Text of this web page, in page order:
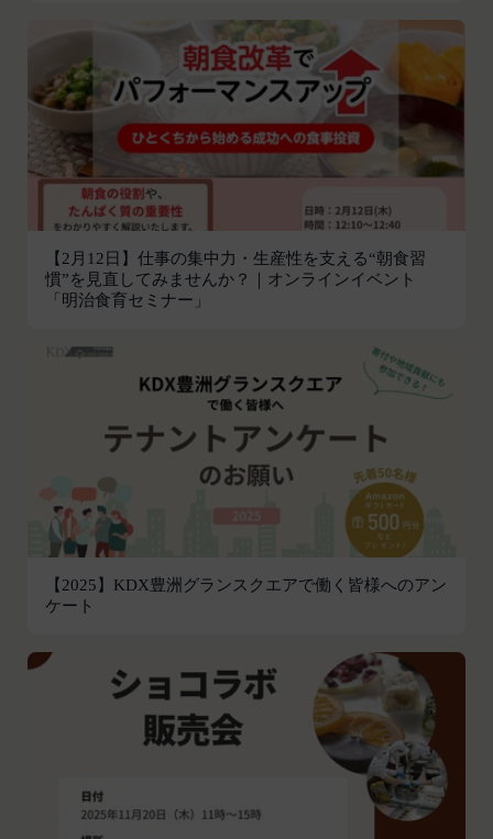
【2月12日】仕事の集中力・生産性を支える“朝食習
慣”を見直してみませんか？｜オンラインイベント
「明治食育セミナー」
【2025】KDX豊洲グランスクエアで働く皆様へのアン
ケート
当社は、お客様情報への不正なアクセスや漏洩等を
防ぐため、セキュリティーの維持に努めます。ま
た、当社は、当社の通常の事業運営に照らして当社
が不要と判断した場合、お客様から取得したお客様
情報を安全かつ合理的な方法で消去します。
第三者への提供等
当社は、以下の場合、お客様情報を第三者と共有す
ることがあります。（以下、当社がお客様情報を提
供した相手方を「提供先」といいます。）
お客様の同意を得た場合
当社は、お客様の同意を得た場合、お客様情報（個
組織、個人に提供することがあります。
第三者サービス提供者との共有
支払処理、データ分析、メール送信、ホスティング
サービス、カスタマーサービスなどを当社の代理で
行うサービスを提供する第三者、または、当社のマ
ーケティングのサポートを行う第三者に対して、お
客様情報を提供することがあります。
外部サービスとの連携のための共有
当社は、Facebook、Googleアカウント、Twitter
その他の外部サービスとの連携または外部サービス
社にお客様情報を提供することがあります。
法律上の理由
お客様の居住国内外において、法律、規則、法的手
段または公的もしくは政府機関からの要求により、
当社がお客様情報の全部または一部を開示すること
が必要になる場合があります。
った場合、会員は本規約の変更に同意したものとみ
なします。
当社が提供する本サービス以外のサービス又は提携
パートナーが提供するサービスについては、各サー
ビスに定められる利用規約等に従ってご利用くださ
い。
本契約において使用される以下の各用語は各々以下
に定める意味を有します。
第3条（提供されるサービス）
当社が提供する本サービスは、次の各号に掲げるサ
ービスとします。
前各号に付随する各種サービス
当社は、前項各号に定めるサービスの内容を変更す
ることができるものとします。
第4条（会員登録）
会員登録手続きは、本サービスの会員登録ページか
ら当社の指定する方法に従い、会員登録を希望する
本人が行うものとします。当社に対して会員登録の
申し込みが行われた場合には、登録手続きにおいて
氏名等を入力された本人が当該申し込みを行ったも
のとみなします。
れかの事由に該当する場合は、登録を拒否すること
があります。
当社に提供された登録情報の全部又は一部につ
き虚偽、誤記又は記載漏れがあった場合
当該登録希望者が、本サービス又は当社が提供
するその他のサービスの利用に際して、過去に
アカウント削除等の利用停止措置を受けたこと